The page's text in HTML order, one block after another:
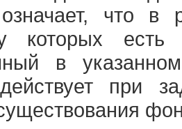
что в
которых есть
в
при